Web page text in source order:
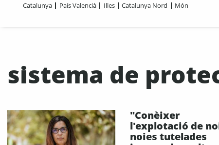
Catalunya País Valencià Illes Catalunya Nord Món
sistema de
"Conèixer
l'explotació de
noies tutelades